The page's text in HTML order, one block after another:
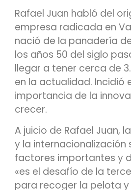
Rafael Juan habló del
empresa radicada en
nació de la panadería
los años 50 del siglo
llegar a tener cerca de
en la actualidad. Incidió
importancia de la
crecer.
A juicio de Rafael Juan,
y la internacionalización
factores importantes y
«es el desafío de la
para recoger la pelota